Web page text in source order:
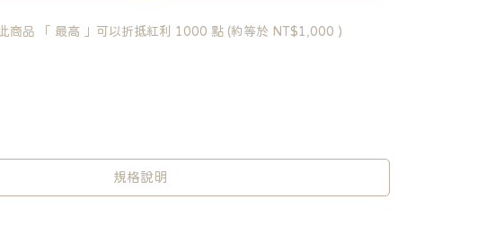
此商品 「 最高 」可以折抵紅利 1000 點 (約等於 NT$1,000 )
規格說明